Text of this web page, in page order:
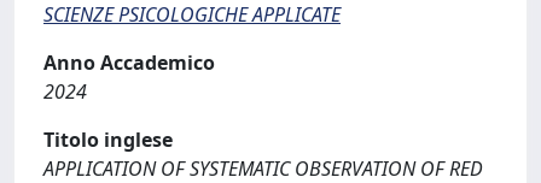
SCIENZE PSICOLOGICHE APPLICATE
Anno Accademico
2024
Titolo inglese
APPLICATION OF SYSTEMATIC OBSERVATION OF RED